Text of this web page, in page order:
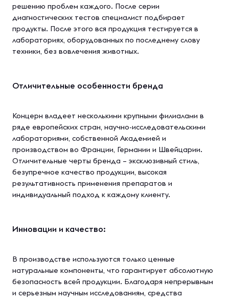
решению проблем каждого. После серии
диагностических тестов специалист подбирает
продукты. После этого вся продукция тестируется в
лабораториях, оборудованных по последнему слову
техники, без вовлечения животных.
Отличительные особенности бренда
Концерн владеет несколькими крупными филиалами в
ряде европейских стран, научно-исследовательскими
лабораториями, собственной Академией и
производством во Франции, Германии и Швейцарии.
Отличительные черты бренда – эксклюзивный стиль,
безупречное качество продукции, высокая
результативность применения препаратов и
индивидуальный подход к каждому клиенту.
Инновации и качество:
В производстве используются только ценные
натуральные компоненты, что гарантирует абсолютную
безопасность всей продукции. Благодаря непрерывным
и серьезным научным исследованиям, средства